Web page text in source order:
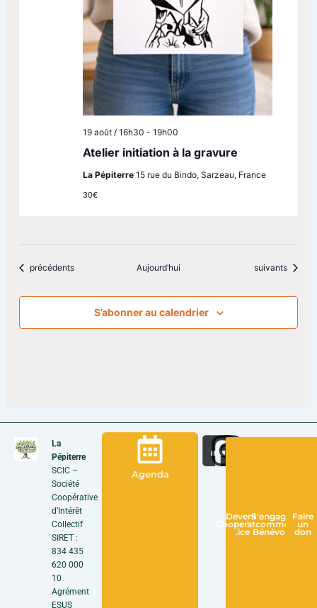
Atelier initiation à la gravure
19 août / 16h30 - 19h00
La Pépiterre 15 rue du Bindo, Sarzeau, France
30€
Évènements
précédents Aujourd’hui Évènements
suivants
S’abonner au calendrier
La
Pépiterre
SCIC –
Société
Coopérative
d’Intérêt
Collectif
SIRET :
834 435
620 000
10
Agrément
ESUS
Agenda
Devenir
Cooperateur
.ice
S'engager
comme
Bénévole
Faire
un
don